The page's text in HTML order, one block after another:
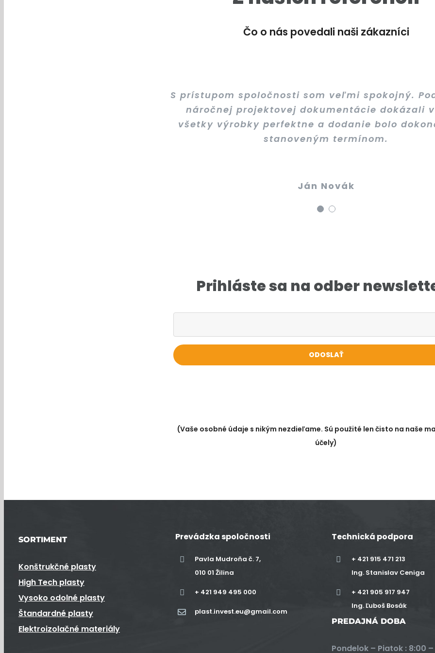
Čo o nás povedali naši zákazníci
S prístupom spoločnosti som veľmi spokojný.
náročnej projektovej dokumentácie dokázali
všetky výrobky perfektne a dodanie bolo
stanoveným termínom.
Ján Novák
Ochota. Som spokojný
Róbert Sedláček
Prihláste sa na odber
(Vaše osobné údaje s nikým nezdieľame. Sú použité len čisto na naše
účely)
SORTIMENT
Konštrukčné plasty
High Tech plasty
Vysoko odolné plasty
Štandardné plasty
Elektroizolačné materiály
Prevádzka spoločnosti
Pavla Mudroňa č. 7,
010 01 Žilina
+ 421 949 495 000
plast.invest.eu@gmail.com
Technická podpora
+ 421 915 471 213
Ing. Stanislav Ceniga
+ 421 905 917 947
Ing. Ľuboš Bosák
PREDAJNÁ DOBA
Pondelok – Piatok : 8:00 –